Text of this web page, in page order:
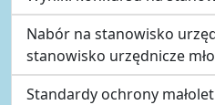
Nabór na stanowisko
stanowisko urzędnicze
Standardy ochrony